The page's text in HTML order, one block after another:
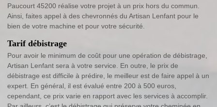
Paucourt 45200 réalise votre projet à un prix hors du commun.
Ainsi, faites appel à des chevronnés du Artisan Lenfant pour le
bien de votre machine et pour votre sécurité.
Tarif débistrage
Pour avoir le minimum de coût pour une opération de débistrage,
Artisan Lenfant sera à votre service. En outre, le prix de
débistrage est difficile à prédire, le meilleur est de faire appel à un
expert. En général, il est évalué entre 200 à 500 euros,
cependant, ce prix varie en rapport avec les services à accomplir.